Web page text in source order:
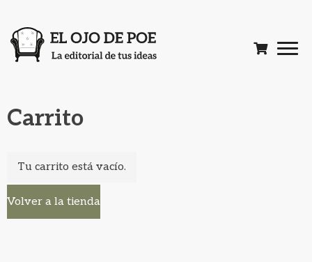
Carrito
Tu carrito está vacío.
Volver a la tienda